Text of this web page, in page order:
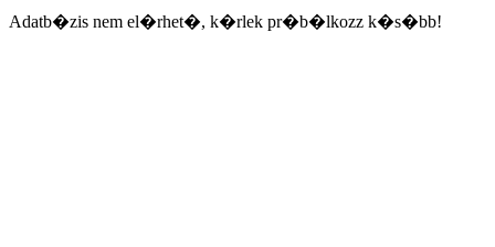
Adatb�zis nem el�rhet�, k�rlek pr�b�lkozz k�s�bb!